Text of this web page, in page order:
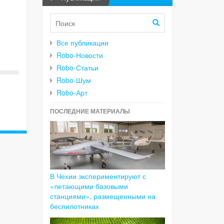
Все публикации
Robo-Новости
Robo-Статьи
Robo-Шум
Robo-Арт
ПОСЛЕДНИЕ МАТЕРИАЛЫ
В Чехии экспериментируют с
«летающими базовыми
станциями», размещенными на
беспилотниках